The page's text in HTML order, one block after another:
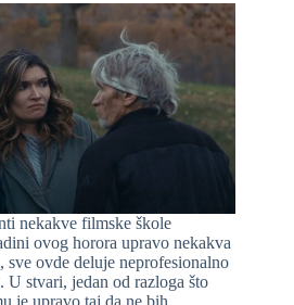
nekakve filmske škole
ovog horora upravo nekakva
sve ovde deluje neprofesionalno
U stvari, jedan od razloga što